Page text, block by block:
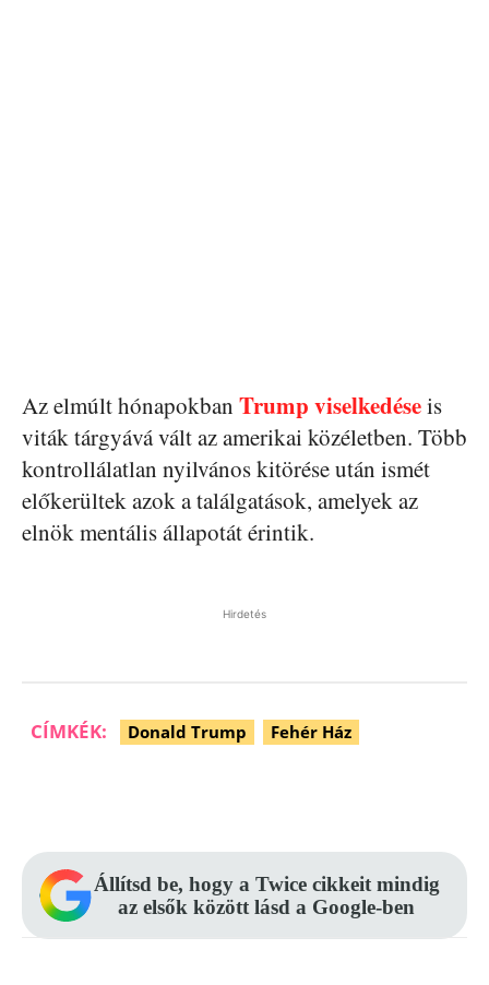
Az elmúlt hónapokban Trump viselkedéseis
viták tárgyává vált az amerikai közéletben. Több
kontrollálatlan nyilvános kitörése után ismét
előkerültek azok a találgatások, amelyek az
elnök mentális állapotát érintik.
Hirdetés
CÍMKÉK: Donald Trump Fehér Ház
Állítsd be, hogy a Twice cikkeit mindig
az elsők között lásd a Google-ben